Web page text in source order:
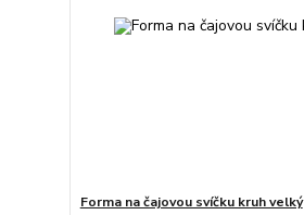
Forma na čajovou svíčku kruh velký